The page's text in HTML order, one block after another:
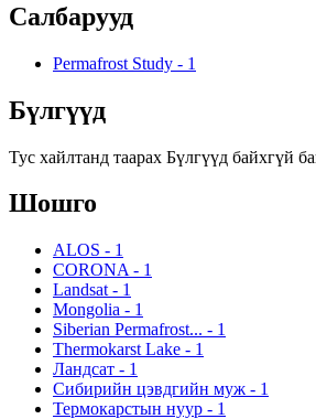
Салбарууд
Permafrost Study - 1
Бүлгүүд
Тус хайлтанд таарах Бүлгүүд байхгүй
Шошго
ALOS - 1
CORONA - 1
Landsat - 1
Mongolia - 1
Siberian Permafrost... - 1
Thermokarst Lake - 1
Ландсат - 1
Сибирийн цэвдгийн муж - 1
Термокарстын нуур - 1